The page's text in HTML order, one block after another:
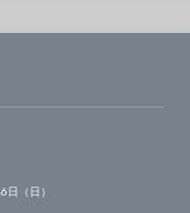
（日）